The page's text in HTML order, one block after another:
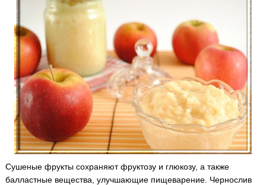
Сушеные фрукты сохраняют фруктозу и глюкозу, а также
балластные вещества, улучшающие пищеварение. Чернослив